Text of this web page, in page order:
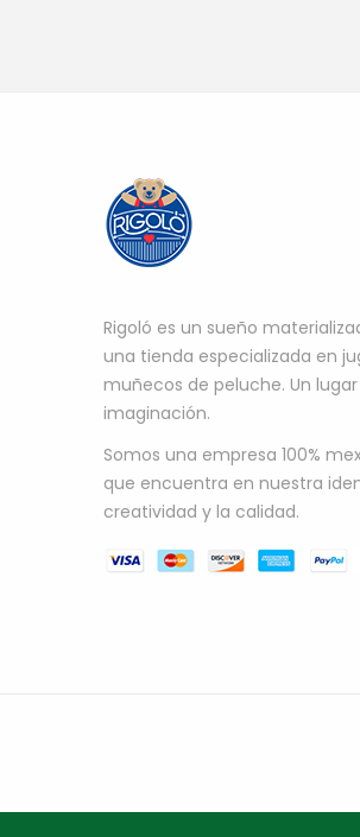
Rigoló es un sueño
una tienda especializada en
muñecos de peluche. Un
imaginación.
Somos una empresa 100%
que encuentra en nuestra
creatividad y la calidad.